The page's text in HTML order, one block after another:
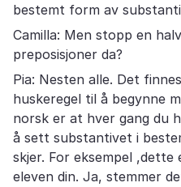
bestemt form av
Camilla: Men stopp en
preposisjoner da?
Pia: Nesten alle. Det
huskeregel til å begynne
norsk er at hver gang du
å sett substantivet i
skjer. For eksempel ,dette
eleven din. Ja, stemmer